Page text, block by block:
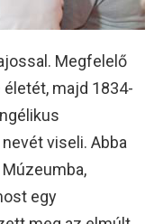
Megfelelő
majd 1834-
viseli. Abba
egy